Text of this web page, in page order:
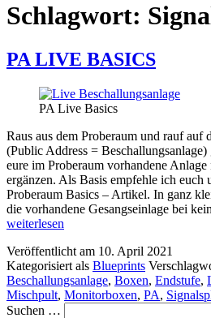
Schlagwort:
PA LIVE BASICS
PA Live Basics
Raus aus dem Proberaum und rauf
(Public Address =
eure im Proberaum vorhandene
ergänzen. Als Basis empfehle ich euch
Proberaum Basics – Artikel. In ganz
die vorhandene Gesangseinlage bei
weiterlesen
Veröffentlicht am 10. April 2021
Kategorisiert als Blueprints
Beschallungsanlage, Boxen, Endstufe,
Mischpult, Monitorboxen, PA,
Suchen …